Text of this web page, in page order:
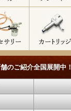
舗のご紹介全国展開中！